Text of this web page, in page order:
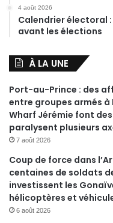
4 août 2026
Calendrier électoral :
avant les élections
À LA UNE
Port-au-Prince : des
entre groupes armés à
Wharf Jérémie font
paralysent plusieurs
7 août 2026
Coup de force dans
centaines de soldats
investissent les
hélicoptères et
6 août 2026